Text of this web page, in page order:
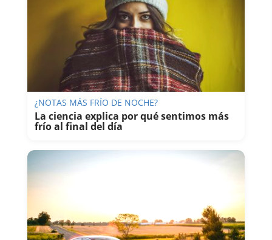
¿NOTAS MÁS FRÍO DE NOCHE?
La ciencia explica por qué sentimos más
frío al final del día